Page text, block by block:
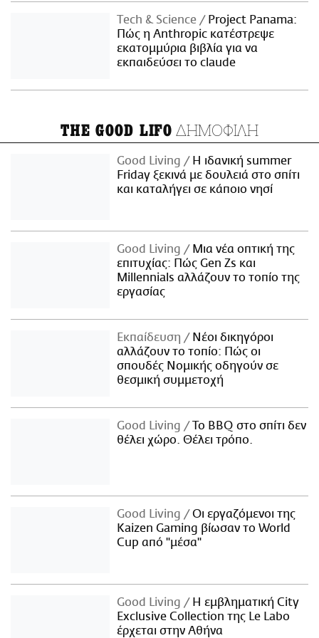
Τech & Science
Project Panama:
Πώς η Anthropic κατέστρεψε
εκατομμύρια βιβλία για να
εκπαιδεύσει το claude
THE GOOD LIFO ΔΗΜΟΦΙΛΗ
Good Living
Η ιδανική summer
Friday ξεκινά με δουλειά στο σπίτι
και καταλήγει σε κάποιο νησί
Good Living
Μια νέα οπτική της
επιτυχίας: Πώς Gen Zs και
Millennials αλλάζουν το τοπίο της
εργασίας
Εκπαίδευση
Νέοι δικηγόροι
αλλάζουν το τοπίο: Πώς οι
σπουδές Νομικής οδηγούν σε
θεσμική συμμετοχή
Good Living
Το BBQ στο σπίτι δεν
θέλει χώρο. Θέλει τρόπο.
Good Living
Οι εργαζόμενοι της
Kaizen Gaming βίωσαν το World
Cup από "μέσα"
Good Living
Η εμβληματική City
Exclusive Collection της Le Labo
έρχεται στην Αθήνα